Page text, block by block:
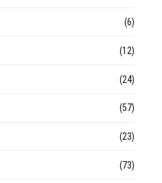
(6)
(12)
(24)
(57)
(23)
(73)